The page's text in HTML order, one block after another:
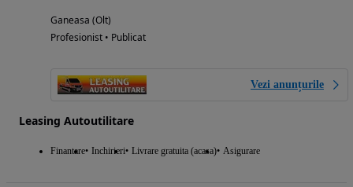
Ganeasa (Olt)
Profesionist • Publicat
Vezi anunțurile
Leasing Autoutilitare
Finantare Inchirieri Livrare gratuita (acasa) Asigurare